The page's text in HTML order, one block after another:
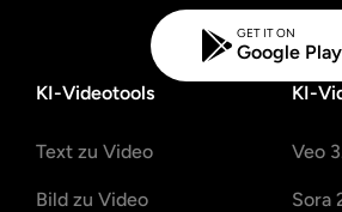
GET IT ON
Google Play
KI-Videotools
Text zu Video
Bild zu Video
KI-
Veo
Sora